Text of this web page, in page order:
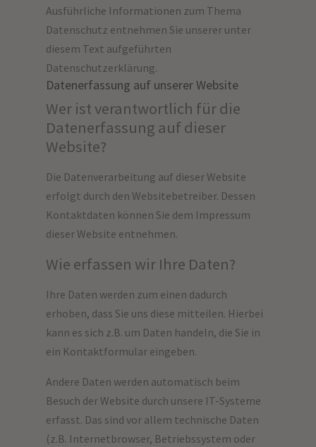
Ausführliche Informationen zum Thema
Datenschutz entnehmen Sie unserer unter
diesem Text aufgeführten
Datenschutzerklärung.
Datenerfassung auf unserer Website
Wer ist verantwortlich für die
Datenerfassung auf dieser
Website?
Die Datenverarbeitung auf dieser Website
erfolgt durch den Websitebetreiber. Dessen
Kontaktdaten können Sie dem Impressum
dieser Website entnehmen.
Wie erfassen wir Ihre Daten?
Ihre Daten werden zum einen dadurch
erhoben, dass Sie uns diese mitteilen. Hierbei
kann es sich z.B. um Daten handeln, die Sie in
ein Kontaktformular eingeben.
Andere Daten werden automatisch beim
Besuch der Website durch unsere IT-Systeme
erfasst. Das sind vor allem technische Daten
(z.B. Internetbrowser, Betriebssystem oder